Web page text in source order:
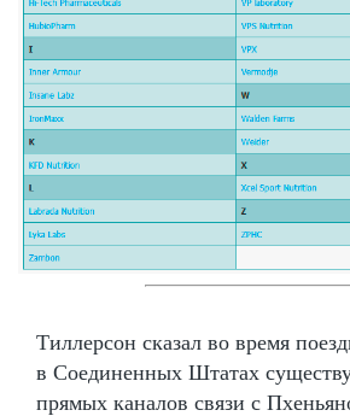
Тиллерсон сказал во время
в Соединенных Штатах
прямых каналов связи с